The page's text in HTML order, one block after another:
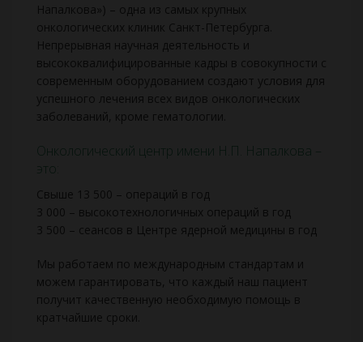
Напалкова») – одна из самых крупных
онкологических клиник Санкт-Петербурга.
Непрерывная научная деятельность и
высококвалифицированные кадры в совокупности с
современным оборудованием создают условия для
успешного лечения всех видов онкологических
заболеваний, кроме гематологии.
Онкологический центр имени Н.П. Напалкова –
это:
Свыше 13 500 – операций в год
3 000 – высокотехнологичных операций в год
3 500 – сеансов в Центре ядерной медицины в год
Мы работаем по международным стандартам и
можем гарантировать, что каждый наш пациент
получит качественную необходимую помощь в
кратчайшие сроки.